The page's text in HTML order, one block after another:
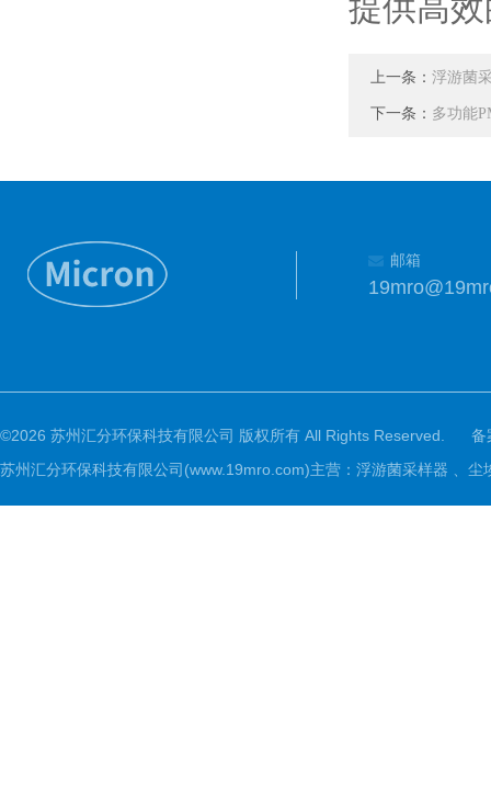
提供高
上一条： 浮游菌
下一条： 多功能
邮箱
©2026 苏州汇分环保科技有限公司 版权所有 All Rights Reserved.
备
苏州汇分环保科技有限公司(www.19mro.com)主营：浮游菌采样器 、